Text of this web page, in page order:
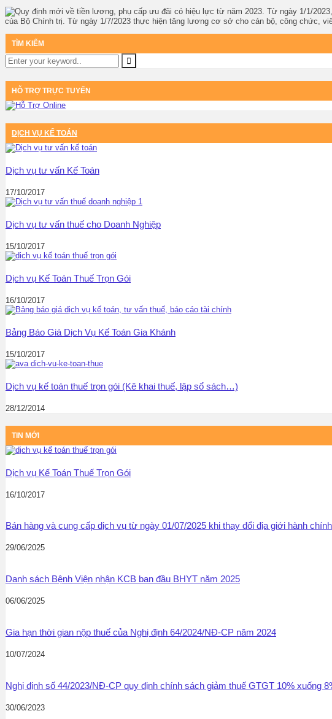
Từ ngày 1/1/
của Bộ Chính trị. Từ ngày 1/7/2023 thực hiện tăng lương cơ sở cho cán bộ, công chức,
TÌM KIẾM
HỖ TRỢ TRỰC TUYẾN
DỊCH VỤ KẾ TOÁN
Dịch vụ tư vấn Kế Toán
17/10/2017
Dịch vụ tư vấn thuế cho Doanh Nghiệp
15/10/2017
Dịch vụ Kế Toán Thuế Trọn Gói
16/10/2017
Bảng Báo Giá Dịch Vụ Kế Toán Gia Khánh
15/10/2017
Dịch vụ kế toán thuế trọn gói (Kê khai thuế, lập sổ sách…)
28/12/2014
TIN MỚI
Dịch vụ Kế Toán Thuế Trọn Gói
16/10/2017
Bán hàng và cung cấp dịch vụ từ ngày 01/07/2025 khi thay đổi địa giới hành
29/06/2025
Danh sách Bệnh Viện nhận KCB ban đầu BHYT năm 2025
06/06/2025
Gia hạn thời gian nộp thuế của Nghị định 64/2024/NĐ-CP năm 2024
10/07/2024
Nghị định số 44/2023/NĐ-CP quy định chính sách giảm thuế GTGT 10% xuống
30/06/2023